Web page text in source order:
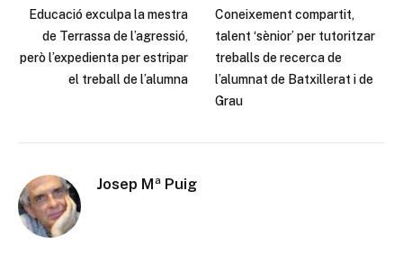
Educació exculpa la mestra
de Terrassa de l’agressió,
però l’expedienta per estripar
el treball de l’alumna
Coneixement compartit,
talent ‘sènior’ per tutoritzar
treballs de recerca de
l’alumnat de Batxillerat i de
Grau
Josep Mª Puig